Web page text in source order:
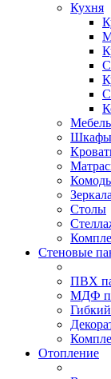
Кухня
Шкафы
Зеркала
Столы
Стеновые
ПВХ
МДФ
Отопление